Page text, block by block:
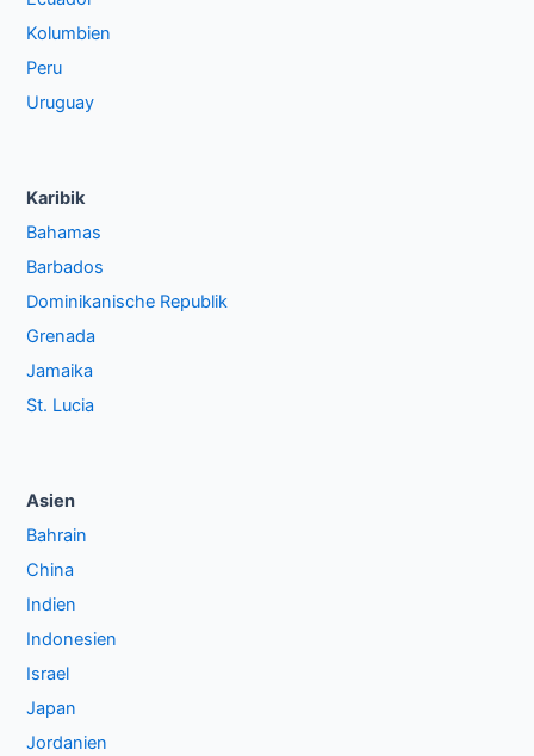
Kolumbien
Peru
Uruguay
Karibik
Bahamas
Barbados
Dominikanische Republik
Grenada
Jamaika
St. Lucia
Asien
Bahrain
China
Indien
Indonesien
Israel
Japan
Jordanien